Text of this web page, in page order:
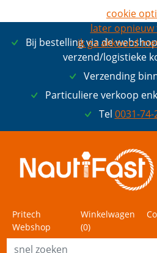
Bij bestelling via de
verzend/logistieke
Verzending
Particuliere verkoop
Tel 0031-
Pritech
Webshop
Winkelwagen
(0)
cookie
later opnieuw
ik ga akkoord